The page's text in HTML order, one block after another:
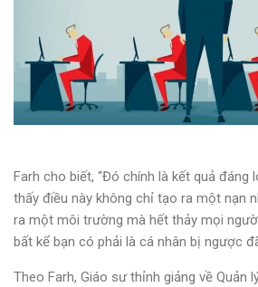
Farh cho biết, “Đó chính là kết quả đáng
thấy điều này không chỉ tạo ra một nạn
ra một môi trường mà hết thảy mọi
bất kể bạn có phải là cá nhân bị ngược
Theo Farh, Giáo sư thỉnh giảng về Quản